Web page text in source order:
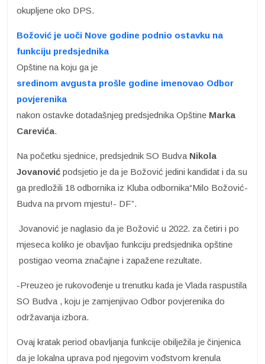
okupljene oko DPS.
Božović je uoči Nove godine podnio ostavku na
funkciju predsjednika
Opštine na koju ga je
sredinom avgusta prošle godine imenovao Odbor
povjerenika
nakon ostavke dotadašnjeg predsjednika Opštine Marka
Carevića.
Na početku sjednice, predsjednik SO Budva Nikola
Jovanović podsjetio je da je Božović jedini kandidat i da su
ga predložili 18 odbornika iz Kluba odbornika“Milo Božović-
Budva na prvom mjestu!- DF”.
Jovanović je naglasio da je Božović u 2022. za četiri i po
mjeseca koliko je obavljao funkciju predsjednika opštine
postigao veoma značajne i zapažene rezultate.
-Preuzeo je rukovođenje u trenutku kada je Vlada raspustila
SO Budva , koju je zamjenjivao Odbor povjerenika do
održavanja izbora.
Ovaj kratak period obavljanja funkcije obilježila je činjenica
da je lokalna uprava pod njegovim vođstvom krenula